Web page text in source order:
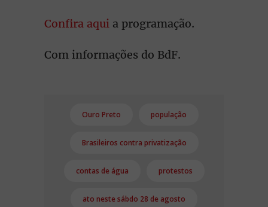
Confira aqui a programação.
Com informações do BdF.
Ouro Preto população
Brasileiros contra privatização
contas de água protestos
ato neste sábdo 28 de agosto